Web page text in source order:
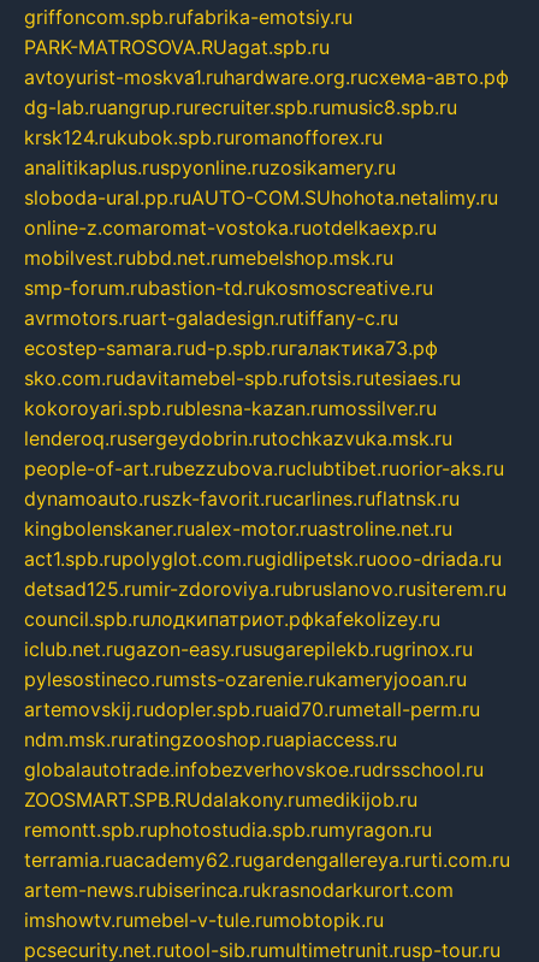
griffoncom.spb.rufabrika-emotsiy.ru
PARK-MATROSOVA.RUagat.spb.ru
avtoyurist-moskva1.ruhardware.org.ruсхема-авто.рф
dg-lab.ruangrup.rurecruiter.spb.rumusic8.spb.ru
krsk124.rukubok.spb.ruromanofforex.ru
analitikaplus.ruspyonline.ruzosikamery.ru
sloboda-ural.pp.ruAUTO-COM.SUhohota.netalimy.ru
online-z.comaromat-vostoka.ruotdelkaexp.ru
mobilvest.rubbd.net.rumebelshop.msk.ru
smp-forum.rubastion-td.rukosmoscreative.ru
avrmotors.ruart-galadesign.rutiffany-c.ru
ecostep-samara.rud-p.spb.ruгалактика73.рф
sko.com.rudavitamebel-spb.rufotsis.rutesiaes.ru
kokoroyari.spb.rublesna-kazan.rumossilver.ru
lenderoq.rusergeydobrin.rutochkazvuka.msk.ru
people-of-art.rubezzubova.ruclubtibet.ruorior-aks.ru
dynamoauto.ruszk-favorit.rucarlines.ruflatnsk.ru
kingbolenskaner.rualex-motor.ruastroline.net.ru
act1.spb.rupolyglot.com.rugidlipetsk.ruooo-driada.ru
detsad125.rumir-zdoroviya.rubruslanovo.rusiterem.ru
council.spb.ruлодкипатриот.рфkafekolizey.ru
iclub.net.rugazon-easy.rusugarepilekb.rugrinox.ru
pylesostineco.rumsts-ozarenie.rukameryjooan.ru
artemovskij.rudopler.spb.ruaid70.rumetall-perm.ru
ndm.msk.ruratingzooshop.ruapiaccess.ru
globalautotrade.infobezverhovskoe.rudrsschool.ru
ZOOSMART.SPB.RUdalakony.rumedikijob.ru
remontt.spb.ruphotostudia.spb.rumyragon.ru
terramia.ruacademy62.rugardengallereya.rurti.com.ru
artem-news.rubiserinca.rukrasnodarkurort.com
imshowtv.rumebel-v-tule.rumobtopik.ru
pcsecurity.net.rutool-sib.rumultimetrunit.rusp-tour.ru